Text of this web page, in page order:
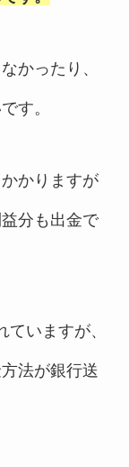
かったり、
す。
かりますが
分も出金で
いますが、
法が銀行送